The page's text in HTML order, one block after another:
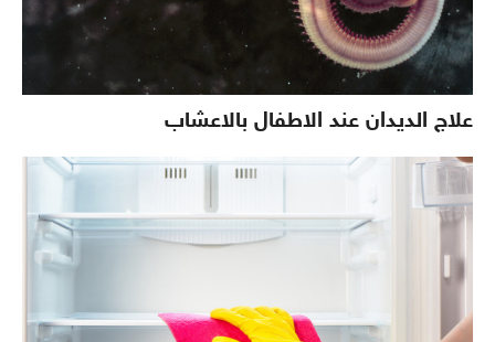
علاج الديدان عند الاطفال بالاعشاب